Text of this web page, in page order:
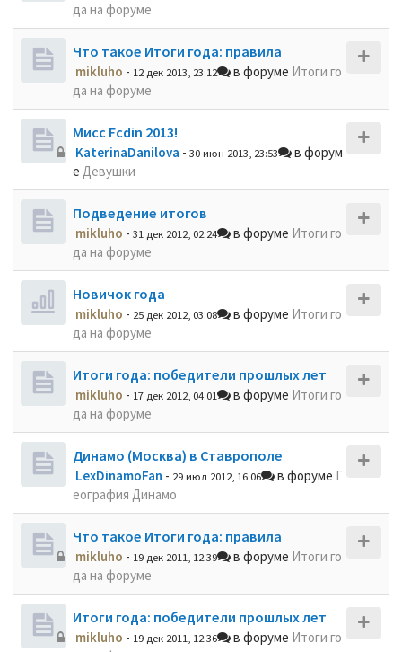
да на форуме
Что такое Итоги года: правила
mikluho - 12 дек 2013, 23:12 в форуме Итоги го
да на форуме
Мисс Fcdin 2013!
KaterinaDanilova - 30 июн 2013, 23:53
в форум
е Девушки
Подведение итогов
mikluho - 31 дек 2012, 02:24 в форуме Итоги го
да на форуме
Новичок года
mikluho - 25 дек 2012, 03:08 в форуме Итоги го
да на форуме
Итоги года: победители прошлых лет
mikluho - 17 дек 2012, 04:01 в форуме Итоги го
да на форуме
Динамо (Москва) в Ставрополе
LexDinamoFan - 29 июл 2012, 16:06 в форуме Г
еография Динамо
Что такое Итоги года: правила
mikluho - 19 дек 2011, 12:39 в форуме Итоги го
да на форуме
Итоги года: победители прошлых лет
mikluho - 19 дек 2011, 12:36 в форуме Итоги го